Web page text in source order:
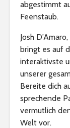
abgestimmt
Feenstaub.
Josh
bringt es auf
interaktivste
unserer
Bereite dich
sprechende
vermutlich
Welt vor.